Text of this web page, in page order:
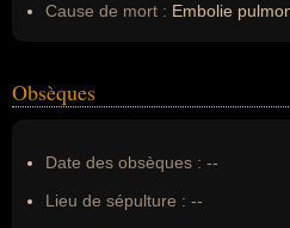
Cause de mort : Embolie
Obsèques
Date des obsèques : --
Lieu de sépulture : --